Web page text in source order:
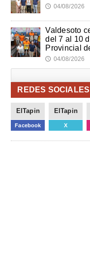
🕔 04/08/2026
Valdesoto
del 7 al 10
Provincial
🕔 04/08/2026
REDES SOCIALES
ElTapin
Facebook
ElTapin
X